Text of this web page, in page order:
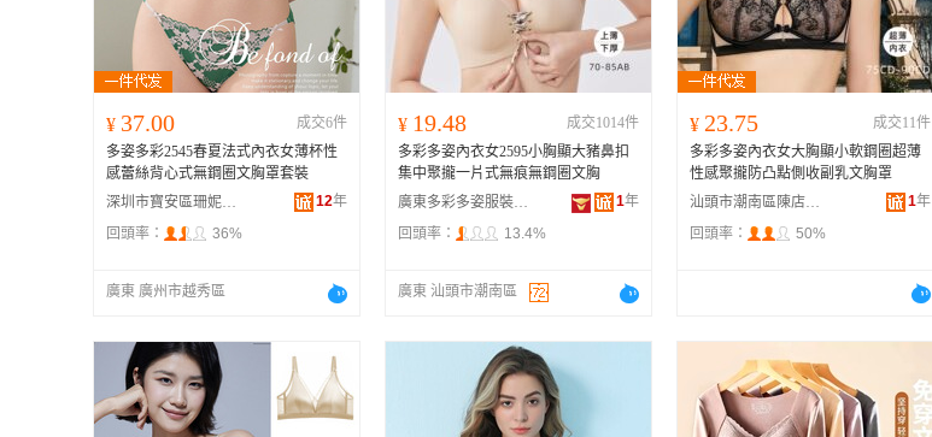
河南 福建
山西 海南
青海
贵州 西藏
¥ 37.00
成交6件
多姿多彩2545春夏法式內衣女薄杯性
感蕾絲背心式無鋼圈文胸罩套裝
深圳市寶安區珊妮服飾批發商行
12年
回頭率：
36%
廣東 廣州市越秀區
¥ 19.48
成交1014件
多彩多姿內衣女2595小胸顯大豬鼻扣
集中聚攏一片式無痕無鋼圈文胸
廣東多彩多姿服裝有限公司
1年
回頭率：
13.4%
廣東 汕頭市潮南區
¥ 23.75
成交11件
多彩多姿內衣女大胸顯小軟鋼圈超薄
性感聚攏防凸點側收副乳文胸罩
汕頭市潮南區陳店安多百貨商行
1年
回頭率：
50%